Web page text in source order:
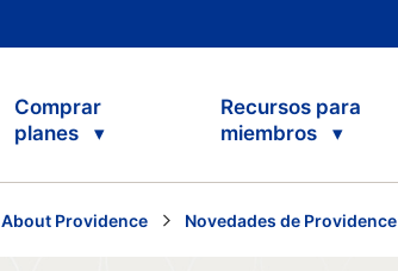
Comprar
planes
Recursos para
miembros
About Providence Novedades de Providence